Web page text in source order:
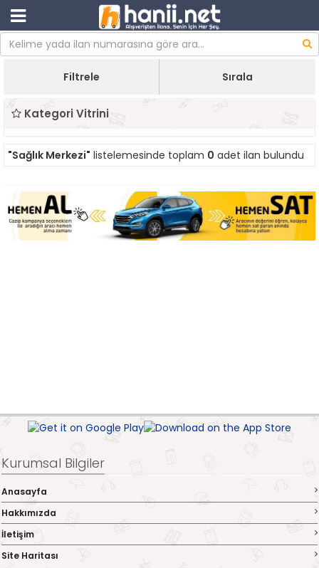
Filtrele Sırala
Kategori Vitrini
"Sağlık Merkezi" listelemesinde toplam 0 adet ilan bulundu
Kurumsal Bilgiler
Anasayfa
Hakkımızda
İletişim
Site Haritası